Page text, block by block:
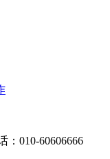
010-60606666